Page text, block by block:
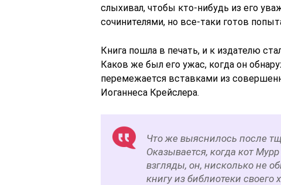
слыхивал, чтобы кто-нибудь из его
сочинителями, но все-таки готов
Книга пошла в печать, и к издателю
Каков же был его ужас, когда он
перемежается вставками из
Иоганнеса Крейслера.
Что же выяснилось после
Оказывается, когда кот
взгляды, он, нисколько не
книгу из библиотеки своего